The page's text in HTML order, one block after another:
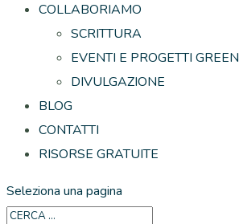
COLLABORIAMO
SCRITTURA
EVENTI E PROGETTI GREEN
DIVULGAZIONE
BLOG
CONTATTI
RISORSE GRATUITE
Seleziona una pagina